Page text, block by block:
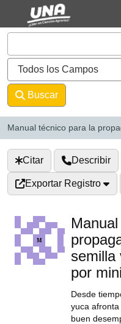
Saltar al contenido
VuFind
Buscar
Manual técnico para la
Citar Describir
Exportar Registro
semilla
por
Desde
yuca
buen